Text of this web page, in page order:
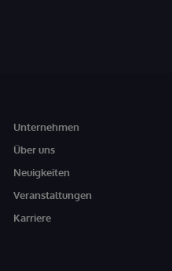
Unternehmen
Über uns
Neuigkeiten
Veranstaltungen
Karriere